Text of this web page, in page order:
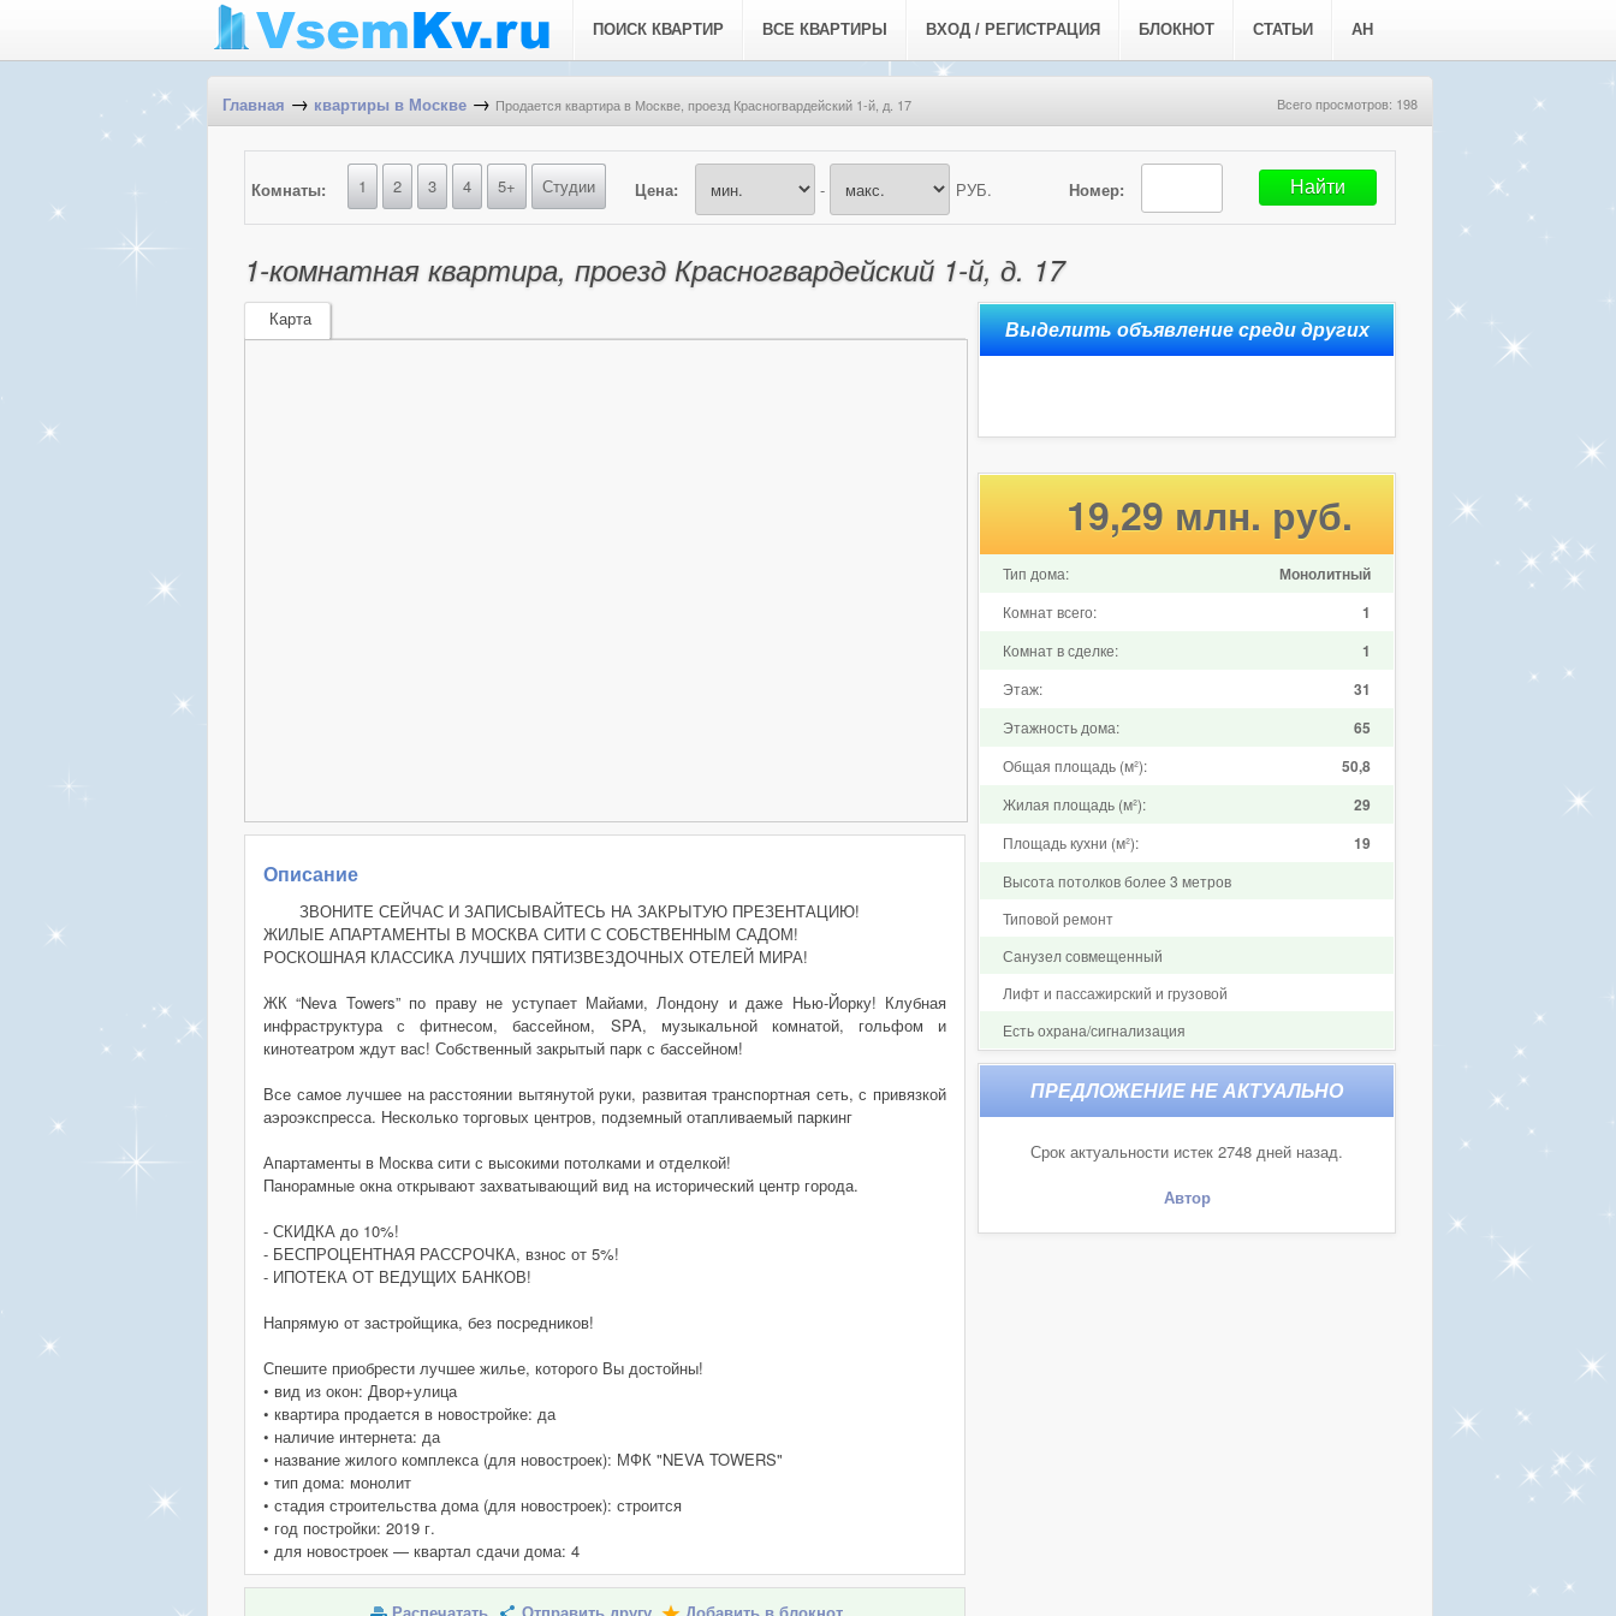
ПОИСК КВАРТИР ВСЕ КВАРТИРЫ ВХОД / РЕГИСТРАЦИЯ БЛОКНОТ СТАТЬИ АН
Главная → квартиры в Москве → Продается квартира в Москве, проезд Красногвардейский 1-й, д. 17 Всего просмотров: 198
Номер:
Комнаты: 1 2 3 4 5+ Студии Цена: - РУБ.
1-комнатная квартира, проезд Красногвардейский 1-й, д. 17
Карта
Описание
ЗВОНИТЕ СЕЙЧАС И ЗАПИСЫВАЙТЕСЬ НА ЗАКРЫТУЮ ПРЕЗЕНТАЦИЮ!
ЖИЛЫЕ АПАРТАМЕНТЫ В МОСКВА СИТИ С СОБСТВЕННЫМ САДОМ!
РОСКОШНАЯ КЛАССИКА ЛУЧШИХ ПЯТИЗВЕЗДОЧНЫХ ОТЕЛЕЙ МИРА!
ЖК “Neva Towers” по праву не уступает Майами, Лондону и даже Нью-Йорку! Клубная
инфраструктура с фитнесом, бассейном, SPA, музыкальной комнатой, гольфом и
кинотеатром ждут вас! Собственный закрытый парк с бассейном!
Все самое лучшее на расстоянии вытянутой руки, развитая транспортная сеть, с привязкой
аэроэкспресса. Несколько торговых центров, подземный отапливаемый паркинг
Апартаменты в Москва сити с высокими потолками и отделкой!
Панорамные окна открывают захватывающий вид на исторический центр города.
- СКИДКА до 10%!
- БЕСПРОЦЕНТНАЯ РАССРОЧКА, взнос от 5%!
- ИПОТЕКА ОТ ВЕДУЩИХ БАНКОВ!
Напрямую от застройщика, без посредников!
Спешите приобрести лучшее жилье, которого Вы достойны!
• вид из окон: Двор+улица
• квартира продается в новостройке: да
• наличие интернета: да
• название жилого комплекса (для новостроек): МФК "NEVA TOWERS"
• тип дома: монолит
• стадия строительства дома (для новостроек): строится
• год постройки: 2019 г.
• для новостроек — квартал сдачи дома: 4
19,29 млн. руб.
Тип дома: Монолитный
Комнат всего: 1
Комнат в сделке: 1
Этаж: 31
Этажность дома: 65
Общая площадь (м²): 50,8
Жилая площадь (м²): 29
Площадь кухни (м²): 19
Высота потолков более 3 метров
Типовой ремонт
Санузел совмещенный
Лифт и пассажирский и грузовой
Есть охрана/сигнализация
Срок актуальности истек 2748 дней назад.
Автор